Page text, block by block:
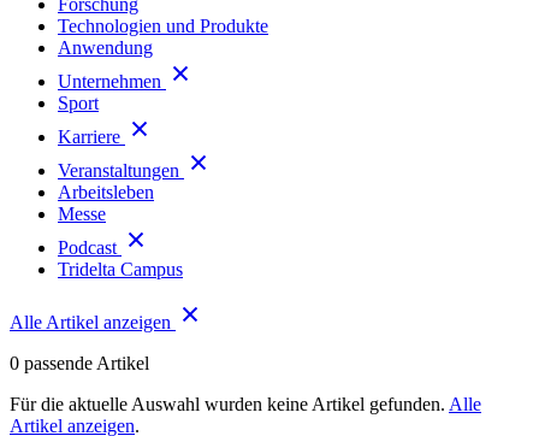
Technologien und Produkte
Anwendung
Unternehmen
Sport
Karriere
Veranstaltungen
Arbeitsleben
Messe
Podcast
Tridelta Campus
Alle Artikel anzeigen
0 passende Artikel
Für die aktuelle Auswahl wurden keine Artikel gefunden. Alle
Artikel anzeigen.